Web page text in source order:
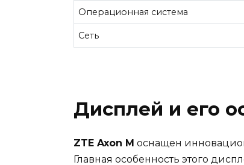
Операционная система
Сеть
Дисплей и его
ZTE Axon M оснащен
Главная особенность этого